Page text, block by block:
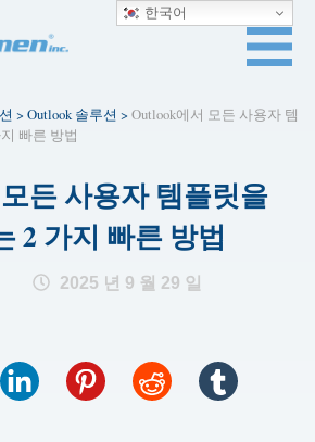
>Outlook 솔루션 >Outlook에서 모든 사용자 템
빠른 방법
든 사용자 템플릿을
2 가지 빠른 방법
2025 년 9 월 29 일
한국어